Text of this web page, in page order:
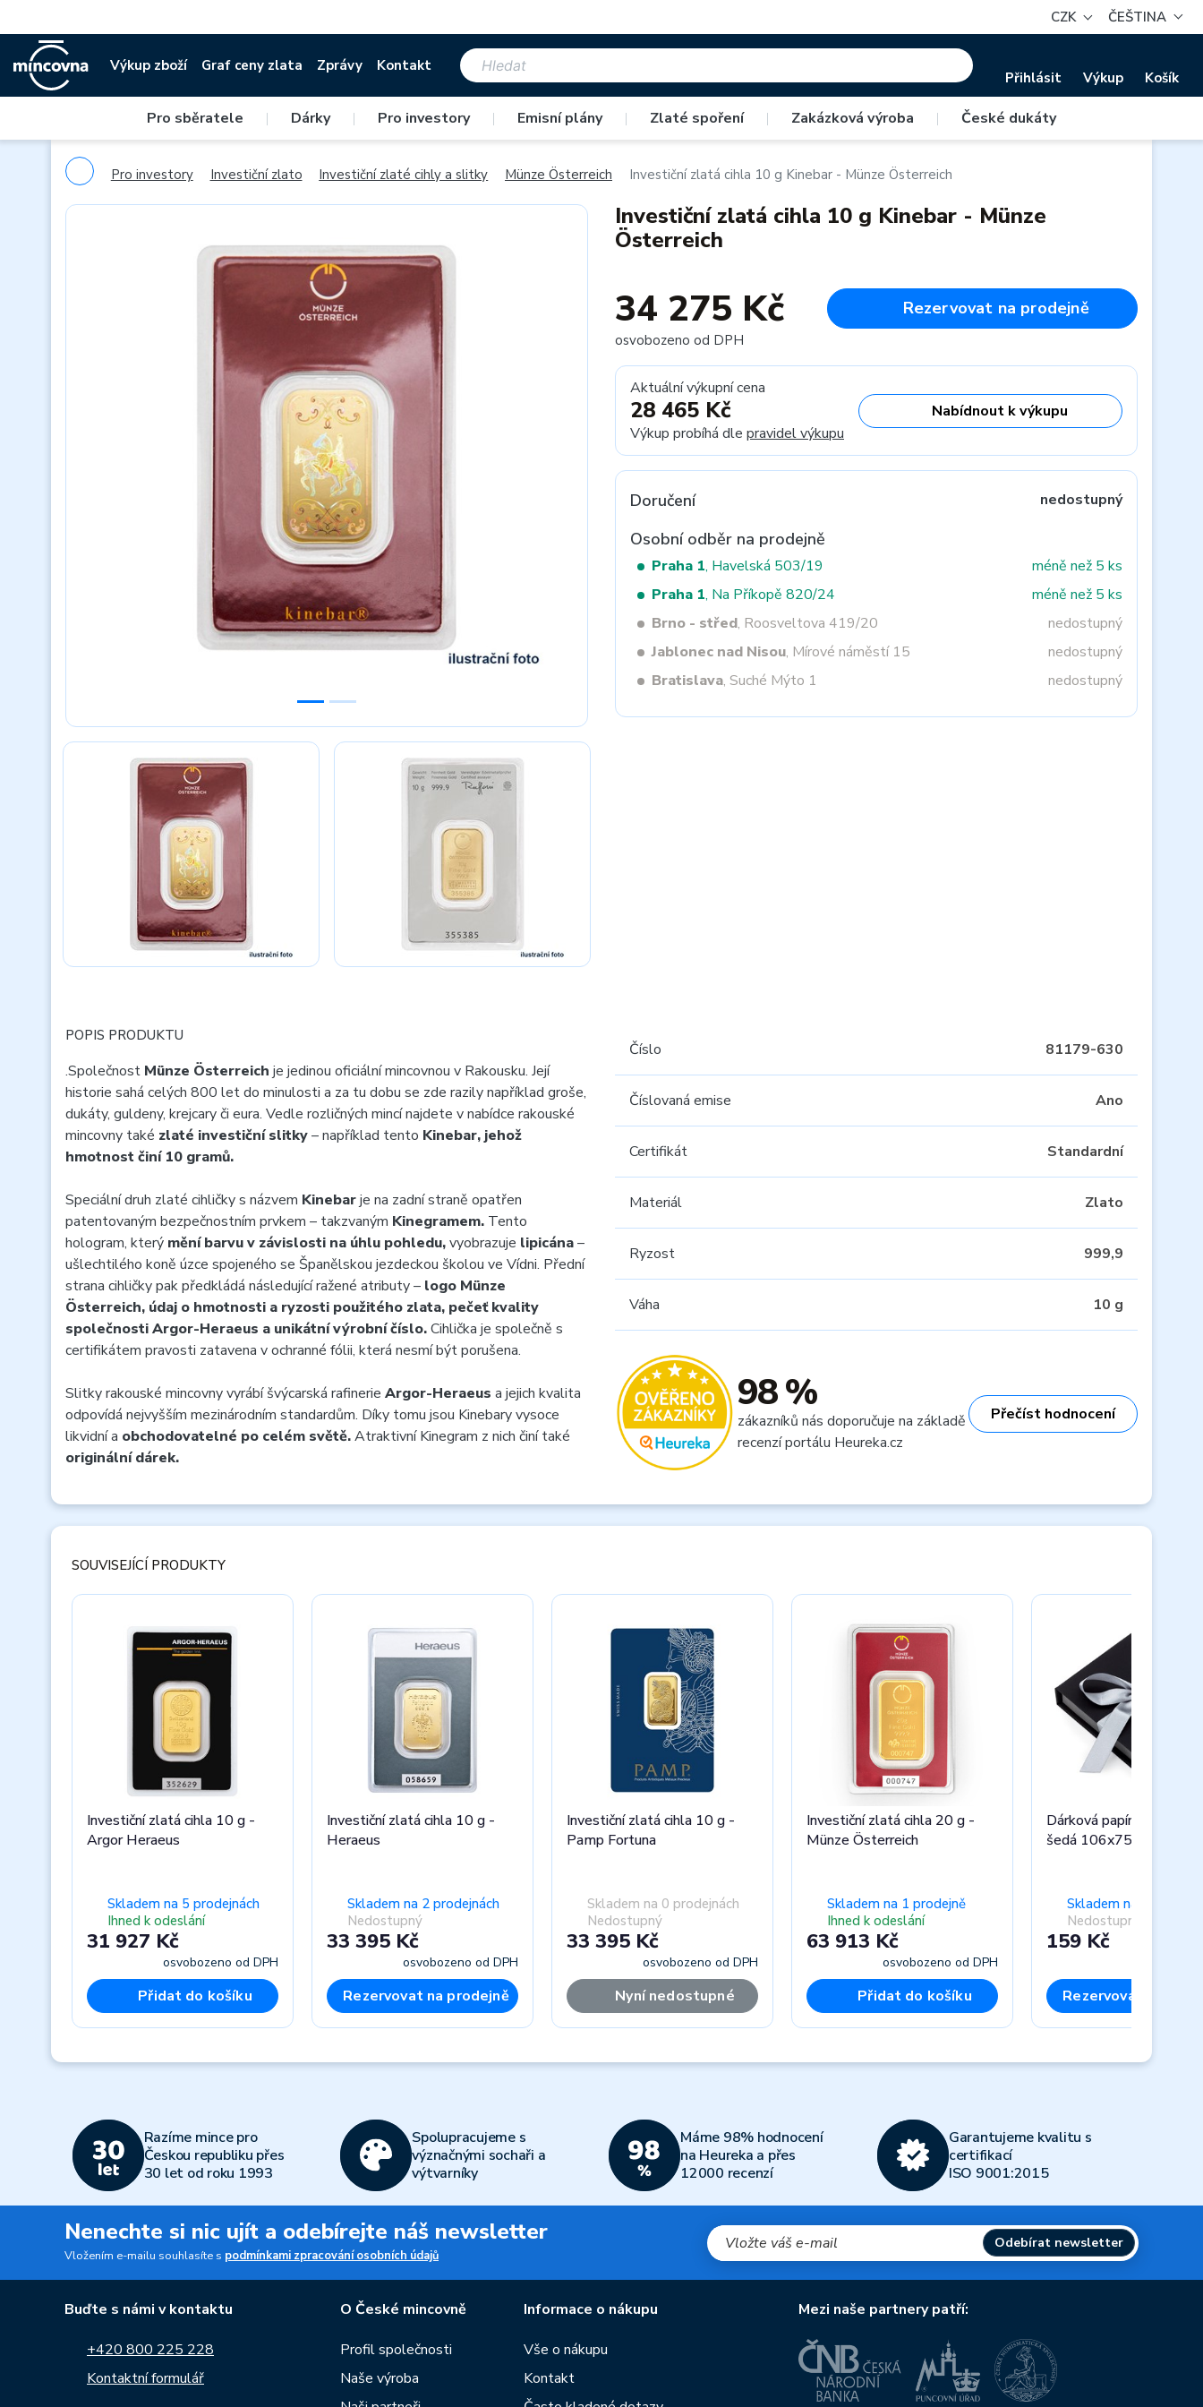
CZK ČEŠTINA
Výkup zboží Graf ceny zlata Zprávy Kontakt
Přihlásit Výkup Košík
Pro sběratele | Dárky | Pro investory | Emisní plány | Zlaté spoření | Zakázková výroba | České dukáty
Pro investory Investiční zlato Investiční zlaté cihly a slitky Münze Österreich Investiční zlatá cihla 10 g Kinebar - Münze Österreich
Next
Investiční zlatá cihla 10 g Kinebar - Münze
Österreich
34 275 Kč
osvobozeno od DPH
Rezervovat na prodejně
Aktuální výkupní cena
28 465 Kč
Výkup probíhá dle pravidel výkupu
Nabídnout k výkupu
Doručení nedostupný
Osobní odběr na prodejně
Praha 1, Havelská 503/19
méně než 5 ks
Praha 1, Na Příkopě 820/24
méně než 5 ks
Brno - střed, Roosveltova 419/20
nedostupný
Jablonec nad Nisou, Mírové náměstí 15
nedostupný
Bratislava, Suché Mýto 1 nedostupný
POPIS PRODUKTU
.Společnost Münze Österreich je jedinou oficiální mincovnou v Rakousku. Její
historie sahá celých 800 let do minulosti a za tu dobu se zde razily například groše,
dukáty, guldeny, krejcary či eura. Vedle rozličných mincí najdete v nabídce rakouské
mincovny také zlaté investiční slitky– například tento Kinebar, jehož
hmotnost činí 10 gramů.
Speciální druh zlaté cihličky s názvem Kinebarje na zadní straně opatřen
patentovaným bezpečnostním prvkem – takzvaným Kinegramem. Tento
hologram, který mění barvu v závislosti na úhlu pohledu,vyobrazuje lipicána–
ušlechtilého koně úzce spojeného se Španělskou jezdeckou školou ve Vídni. Přední
strana cihličky pak předkládá následující ražené atributy – logo Münze
Österreich, údaj o hmotnosti a ryzosti použitého zlata, pečeť kvality
společnosti Argor-Heraeus a unikátní výrobní číslo.Cihlička je společně s
certifikátem pravosti zatavena v ochranné fólii, která nesmí být porušena.
Slitky rakouské mincovny vyrábí švýcarská rafinerie Argor-Heraeus a jejich kvalita
odpovídá nejvyšším mezinárodním standardům. Díky tomu jsou Kinebary vysoce
likvidní a obchodovatelné po celém světě.Atraktivní Kinegram z nich činí také
originální dárek.
Číslo 81179-630
Číslovaná emise Ano
Certifikát Standardní
Materiál Zlato
Ryzost 999,9
Váha 10 g
98 %
zákazníků nás doporučuje na základě
recenzí portálu Heureka.cz
Přečíst hodnocení
SOUVISEJÍCÍ PRODUKTY
Investiční zlatá cihla 10 g -
Argor Heraeus
Skladem na 5 prodejnách
Ihned k odeslání
31 927 Kč
osvobozeno od DPH
Přidat do košíku
Investiční zlatá cihla 10 g -
Heraeus
Skladem na 2 prodejnách
Nedostupný
33 395 Kč
osvobozeno od DPH
Rezervovat na prodejně
Investiční zlatá cihla 10 g -
Pamp Fortuna
Skladem na 0 prodejnách
Nedostupný
33 395 Kč
osvobozeno od DPH
Nyní nedostupné
Investiční zlatá cihla 20 g -
Münze Österreich
Skladem na 1 prodejně
Ihned k odeslání
63 913 Kč
osvobozeno od DPH
Přidat do košíku
Dárková papírová etue
šedá 106x75x17 (Au
Skladem na 1
Nedostupný
159 Kč
Rezervovat na
Razíme mince pro
Českou republiku přes
30 let od roku 1993
Spolupracujeme s
význačnými sochaři a
výtvarníky
Máme 98% hodnocení
na Heureka a přes
12000 recenzí
Garantujeme kvalitu s
certifikací
ISO 9001:2015
Nenechte si nic ujít a odebírejte náš newsletter
Vložením e-mailu souhlasíte s podmínkami zpracování osobních údajů
Odebírat newsletter
Buďte s námi v kontaktu
+420 800 225 228
Kontaktní formulář
O České mincovně
Profil společnosti
Naše výroba
Informace o nákupu
Vše o nákupu
Kontakt
Mezi naše partnery patří: